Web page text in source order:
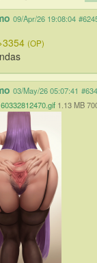
09/Apr/26 19:08:04
(OP)
03/May/26 05:07:41
1.13 MB